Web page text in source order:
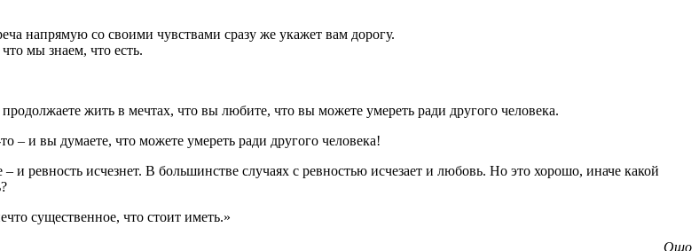
напрямую со своими чувствами сразу же укажет вам дорогу.
мы знаем, что есть.
жить в мечтах, что вы любите, что вы можете умереть ради другого человека.
– и вы думаете, что можете умереть ради другого человека!
и ревность исчезнет. В большинстве случаях с ревностью исчезает и любовь. Но это хорошо, иначе какой
существенное, что стоит иметь.»
Ошо